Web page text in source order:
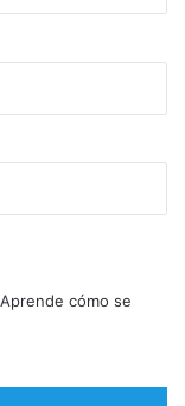
Aprende cómo se